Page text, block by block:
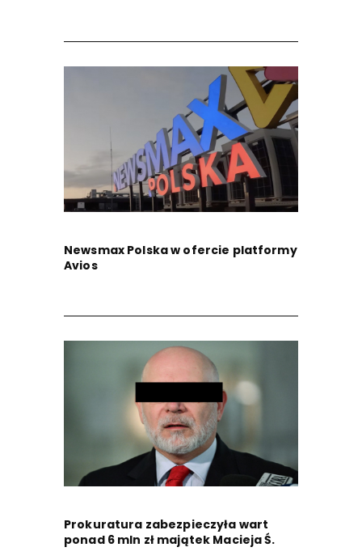
Newsmax Polska w ofercie platformy
Avios
Prokuratura zabezpieczyła wart
ponad 6 mln zł majątek Macieja Ś.